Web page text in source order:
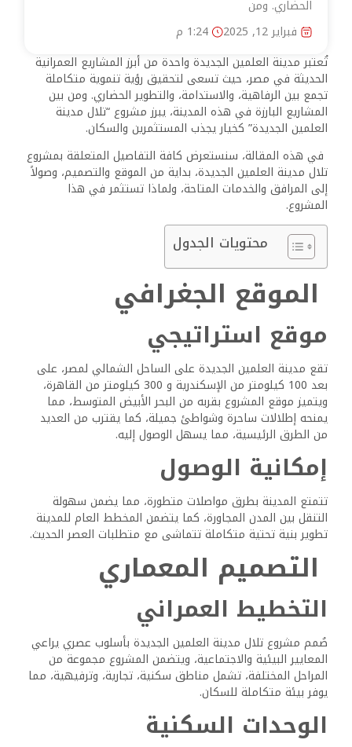
الحضاري. ومن
فبراير 12, 2025
1:24 م
تُعتبر مدينة العلمين الجديدة واحدة من أبرز المشاريع العمرانية
الحديثة في مصر، حيث تسعى لتحقيق رؤية تنموية متكاملة
تجمع بين الرفاهية، والاستدامة، والتطوير الحضاري. ومن بين
المشاريع البارزة في هذه المدينة، يبرز مشروع “تلال مدينة
العلمين الجديدة” كخيار يجذب المستثمرين والسكان.
في هذه المقالة، سنستعرض كافة التفاصيل المتعلقة بمشروع
تلال مدينة العلمين الجديدة، بداية من الموقع والتصميم، وصولاً
إلى المرافق والخدمات المتاحة، ولماذا تستثمر في هذا
المشروع.
محتويات الجدول
الموقع الجغرافي
موقع استراتيجي
تقع مدينة العلمين الجديدة على الساحل الشمالي لمصر، على
بعد 100 كيلومتر من الإسكندرية و 300 كيلومتر من القاهرة،
ويتميز موقع المشروع بقربه من البحر الأبيض المتوسط، مما
يمنحه إطلالات ساحرة وشواطئ جميلة، كما يقترب من العديد
من الطرق الرئيسية، مما يسهل الوصول إليه.
إمكانية الوصول
تتمتع المدينة بطرق مواصلات متطورة، مما يضمن سهولة
التنقل بين المدن المجاورة، كما يتضمن المخطط العام للمدينة
تطوير بنية تحتية متكاملة تتماشى مع متطلبات العصر الحديث.
التصميم المعماري
التخطيط العمراني
صُمم مشروع تلال مدينة العلمين الجديدة بأسلوب عصري يراعي
المعايير البيئية والاجتماعية، ويتضمن المشروع مجموعة من
المراحل المختلفة، تشمل مناطق سكنية، تجارية، وترفيهية، مما
يوفر بيئة متكاملة للسكان.
الوحدات السكنية